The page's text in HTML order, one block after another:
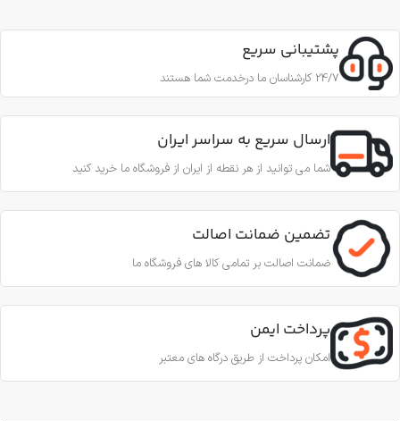
پشتیبانی سریع
24/7 کارشناسان ما درخدمت شما هستند
ارسال سریع به سراسر ایران
شما می توانید از هر نقطه از ایران از فروشگاه ما خرید کنید
تضمین ضمانت اصالت
ضمانت اصالت بر تمامی کالا های فروشگاه ما
پرداخت ایمن
امکان پرداخت از طریق درگاه های معتبر